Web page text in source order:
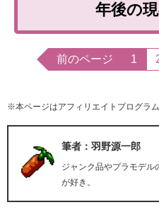
年後の
前のページ 1
※本ページはアフィリエイトプログラ
筆者：羽野源一郎
ジャンク品やプラモデル
が好き。